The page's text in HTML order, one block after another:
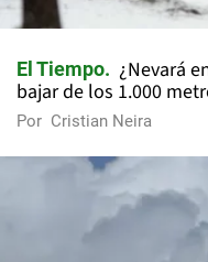
El Tiempo
¿Nevará
bajar de los 1.000
Por Cristian Neira